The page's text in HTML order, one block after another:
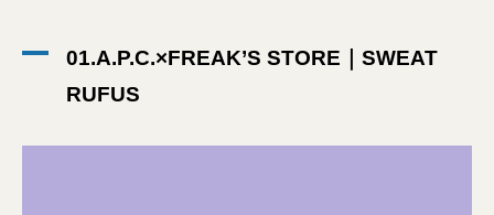
01.A.P.C.×FREAK’S STORE｜SWEAT
RUFUS